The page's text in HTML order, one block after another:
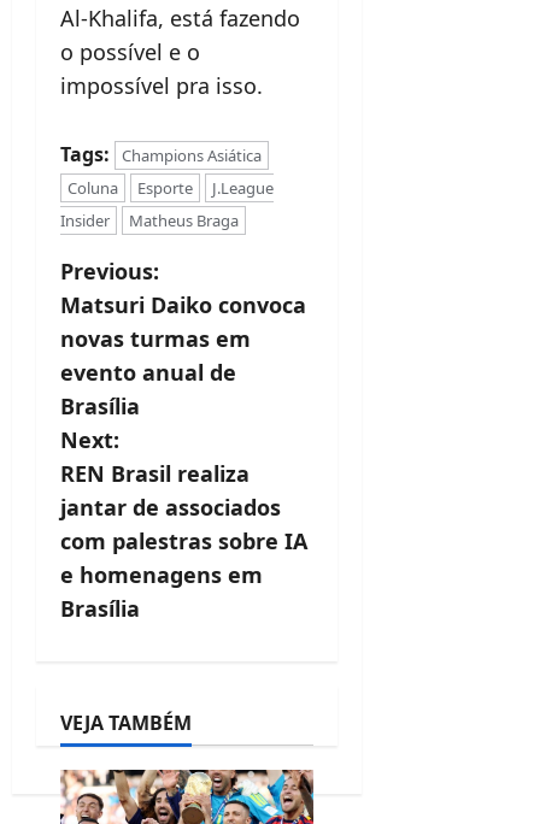
Al-Khalifa, está fazendo
o possível e o
impossível pra isso.
Tags:
Champions Asiática
Coluna
Esporte
J.League
Insider
Matheus Braga
P
o
s
t
n
a
v
i
g
t
i
o
Previous:
Matsuri Daiko convoca
novas turmas em
evento anual de
Brasília
Next:
REN Brasil realiza
jantar de associados
com palestras sobre IA
e homenagens em
Brasília
VEJA TAMBÉM